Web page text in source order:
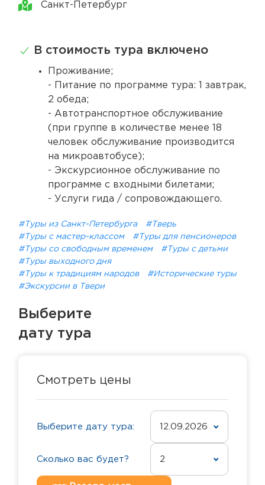
Санкт-Петербург
В стоимость тура включено
Проживание;
- Питание по программе тура: 1 завтрак,
2 обеда;
- Автотранспортное обслуживание
(при группе в количестве менее 18
человек обслуживание производится
на микроавтобусе);
- Экскурсионное обслуживание по
программе с входными билетами;
- Услуги гида / сопровождающего.
#Туры из Санкт-Петербурга
#Тверь
#Туры с мастер-классом
#Туры для пенсионеров
#Туры со свободным временем
#Туры с детьми
#Туры выходного дня
#Туры к традициям народов
#Исторические туры
#Экскурсии в Твери
Выберите
дату тура
Смотреть цены
Выберите дату тура: 12.09.2026
Сколько вас будет? 2